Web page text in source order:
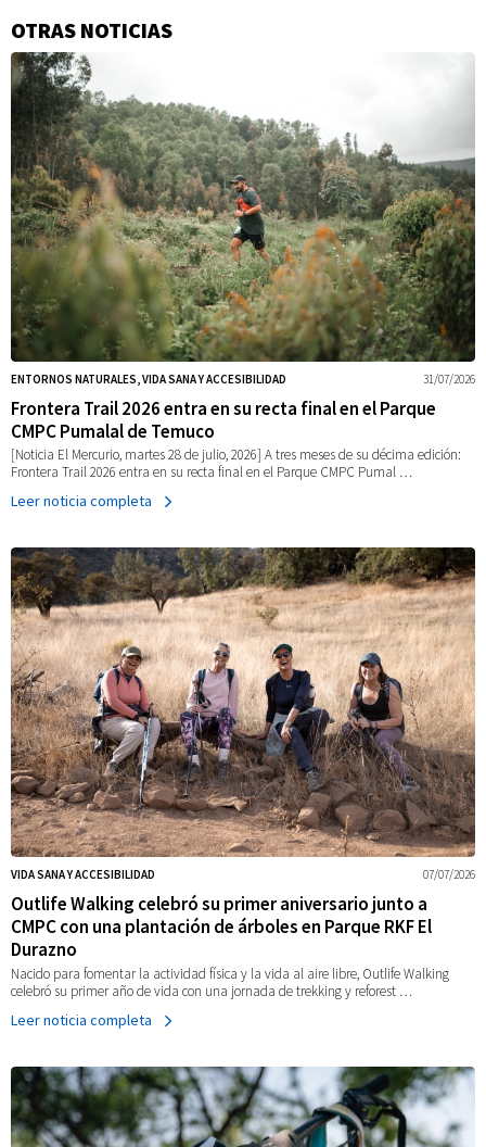
Información
adicional
OTRAS NOTICIAS
31/07/2026
ENTORNOS NATURALES, VIDA SANA Y ACCESIBILIDAD
Frontera Trail 2026 entra en su recta final en el Parque
CMPC Pumalal de Temuco
[Noticia El Mercurio, martes 28 de julio, 2026] A tres meses de su décima edición:
Frontera Trail 2026 entra en su recta final en el Parque CMPC Pumal …
Leer noticia completa
07/07/2026
VIDA SANA Y ACCESIBILIDAD
Outlife Walking celebró su primer aniversario junto a
CMPC con una plantación de árboles en Parque RKF El
Durazno
Nacido para fomentar la actividad física y la vida al aire libre, Outlife Walking
celebró su primer año de vida con una jornada de trekking y reforest …
Leer noticia completa